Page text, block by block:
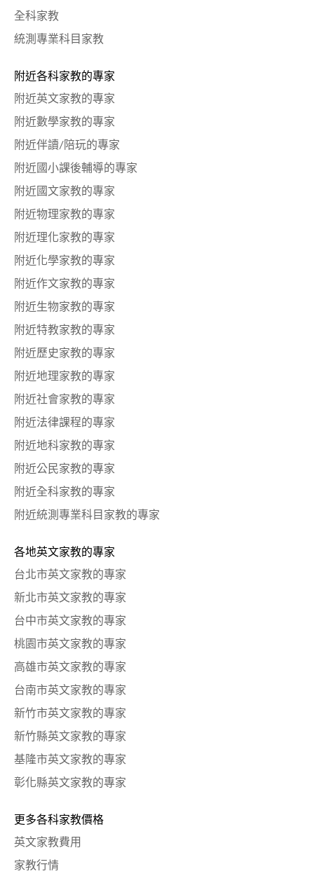
全科家教
統測專業科目家教
附近各科家教的專家
附近英文家教的專家
附近數學家教的專家
附近伴讀/陪玩的專家
附近國小課後輔導的專家
附近國文家教的專家
附近物理家教的專家
附近理化家教的專家
附近化學家教的專家
附近作文家教的專家
附近生物家教的專家
附近特教家教的專家
附近歷史家教的專家
附近地理家教的專家
附近社會家教的專家
附近法律課程的專家
附近地科家教的專家
附近公民家教的專家
附近全科家教的專家
附近統測專業科目家教的專家
各地英文家教的專家
台北市英文家教的專家
新北市英文家教的專家
台中市英文家教的專家
桃園市英文家教的專家
高雄市英文家教的專家
台南市英文家教的專家
新竹市英文家教的專家
新竹縣英文家教的專家
基隆市英文家教的專家
彰化縣英文家教的專家
更多各科家教價格
英文家教費用
家教行情